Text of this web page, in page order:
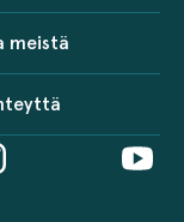
meistä